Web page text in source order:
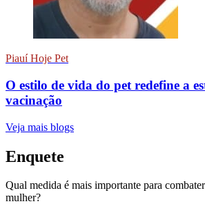
Piauí Hoje Pet
O estilo de vida do pet redefine a
vacinação
Veja mais blogs
Enquete
Qual medida é mais importante para
mulher?